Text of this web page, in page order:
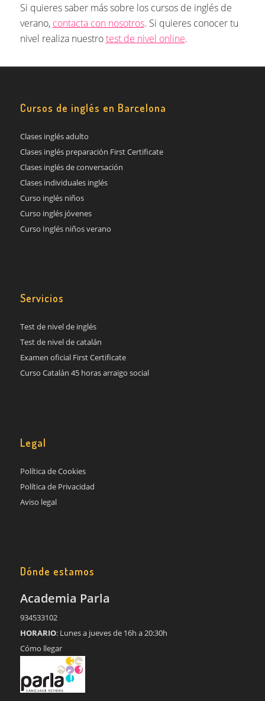
Si quieres saber más sobre los cursos de inglés de
verano, contacta con nosotros. Si quieres conocer tu
nivel realiza nuestrotest de nivel online.
Cursos de inglés en Barcelona
Clases inglés adulto
Clases inglés preparación First Certificate
Clases inglés de conversación
Clases individuales inglés
Curso inglés niños
Curso inglés jóvenes
Curso Inglés niños verano
Servicios
Test de nivel de inglés
Test de nivel de catalán
Examen oficial First Certificate
Curso Catalán 45 horas arraigo social
Legal
Política de Cookies
Política de Privacidad
Aviso legal
Dónde estamos
Academia Parla
934533102
HORARIO: Lunes a jueves de 16h a 20:30h
Cómo llegar